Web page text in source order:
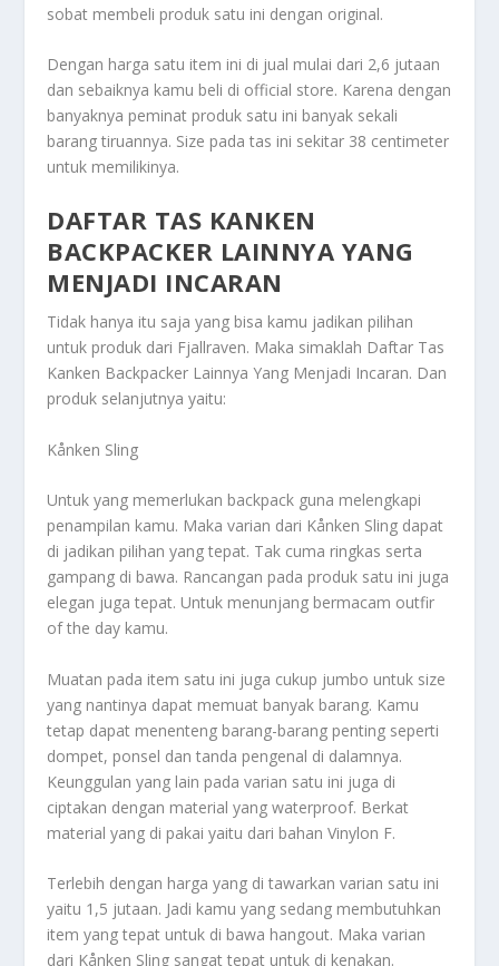
sobat membeli produk satu ini dengan original.
Dengan harga satu item ini di jual mulai dari 2,6 jutaan
dan sebaiknya kamu beli di official store. Karena dengan
banyaknya peminat produk satu ini banyak sekali
barang tiruannya. Size pada tas ini sekitar 38 centimeter
untuk memilikinya.
DAFTAR TAS KANKEN
BACKPACKER LAINNYA YANG
MENJADI INCARAN
Tidak hanya itu saja yang bisa kamu jadikan pilihan
untuk produk dari Fjallraven. Maka simaklah Daftar Tas
Kanken Backpacker Lainnya Yang Menjadi Incaran. Dan
produk selanjutnya yaitu:
Kånken Sling
Untuk yang memerlukan backpack guna melengkapi
penampilan kamu. Maka varian dari Kånken Sling dapat
di jadikan pilihan yang tepat. Tak cuma ringkas serta
gampang di bawa. Rancangan pada produk satu ini juga
elegan juga tepat. Untuk menunjang bermacam outfir
of the day kamu.
Muatan pada item satu ini juga cukup jumbo untuk size
yang nantinya dapat memuat banyak barang. Kamu
tetap dapat menenteng barang-barang penting seperti
dompet, ponsel dan tanda pengenal di dalamnya.
Keunggulan yang lain pada varian satu ini juga di
ciptakan dengan material yang waterproof. Berkat
material yang di pakai yaitu dari bahan Vinylon F.
Terlebih dengan harga yang di tawarkan varian satu ini
yaitu 1,5 jutaan. Jadi kamu yang sedang membutuhkan
item yang tepat untuk di bawa hangout. Maka varian
dari Kånken Sling sangat tepat untuk di kenakan.